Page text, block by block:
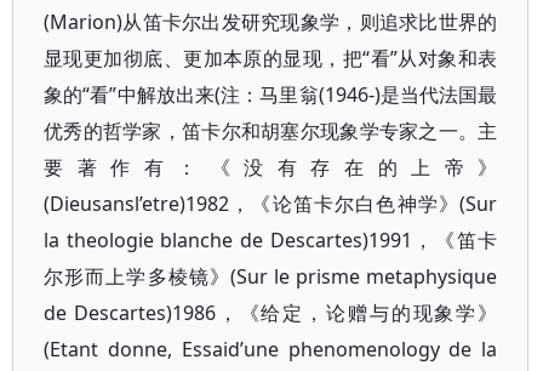
(Marion)从笛卡尔出发研究现象学，则追求比世界的
显现更加彻底、更加本原的显现，把“看”从对象和表
象的“看”中解放出来(注：马里翁(1946-)是当代法国最
优秀的哲学家，笛卡尔和胡塞尔现象学专家之一。主
要著作有：《没有存在的上帝》
(Dieusansl’etre)1982，《论笛卡尔白色神学》(Sur
la theologie blanche de Descartes)1991，《笛卡
尔形而上学多棱镜》(Sur le prisme metaphysique
de Descartes)1986，《给定，论赠与的现象学》
(Etant donne, Essaid’une phenomenology de la